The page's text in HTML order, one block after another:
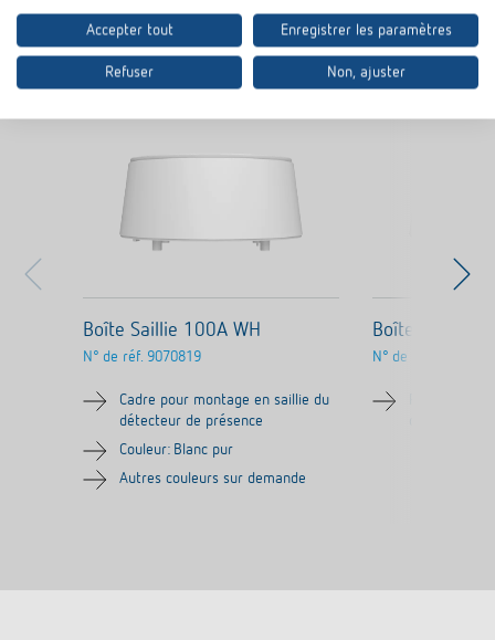
Produits similaires
Boîte Saillie 100A WH
N° de réf. 9070819
Cadre pour montage en saillie du
détecteur de présence
Couleur: Blanc pur
Autres couleurs sur demande
Boîte Saillie
N° de réf.
Accepter tout Enregistrer les paramètres
Refuser Non, ajuster